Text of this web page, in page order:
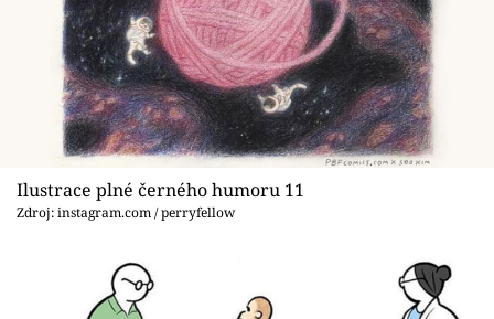
Ilustrace plné černého humoru 11
Zdroj: instagram.com / perryfellow